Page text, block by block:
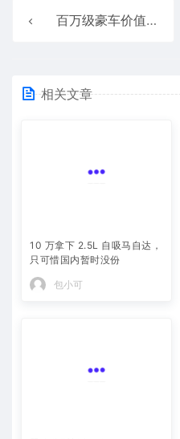
百万级豪车价值标杆！尊界S800上市7天大定破3600台
相关文章
只可惜国内暂时没份